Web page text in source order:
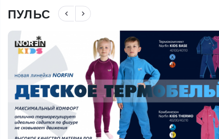
ПУЛЬС navigate_before navigate_next